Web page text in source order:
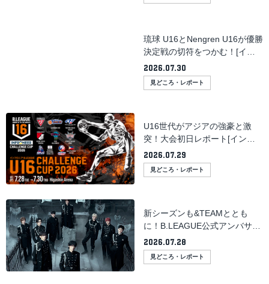
琉球 U16とNengren U16が優勝
決定戦の切符をつかむ！[イン
フロニア B.LEAGUE U16
CHALLENGE CUP 2026]
2026.07.30
見どころ・レポート
U16世代がアジアの強豪と激
突！大会初日レポート[インフ
ロニア B.LEAGUE U16
CHALLENGE CUP 2026]
2026.07.29
見どころ・レポート
新シーズンも&TEAMととも
に！B.LEAGUE公式アンバサダ
ー続投決定＆これまでのコラボ
を総復習
2026.07.28
見どころ・レポート